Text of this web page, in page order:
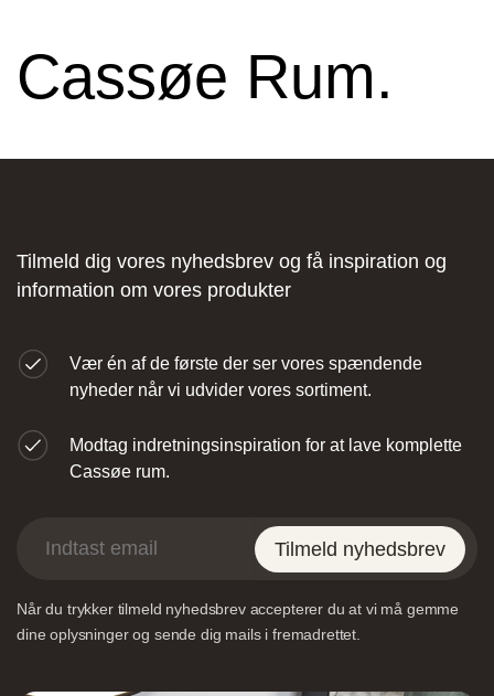
Cassøe Rum.
Tilmeld dig vores nyhedsbrev og få inspiration og
information om vores produkter
Vær én af de første der ser vores spændende
nyheder når vi udvider vores sortiment.
Modtag indretningsinspiration for at lave komplette
Cassøe rum.
Tilmeld nyhedsbrev
Når du trykker tilmeld nyhedsbrev accepterer du at vi må gemme
dine oplysninger og sende dig mails i fremadrettet.
Danmark
Nettoline Ribe
Øster Vedsted Vej 6, 6760 Ribe,